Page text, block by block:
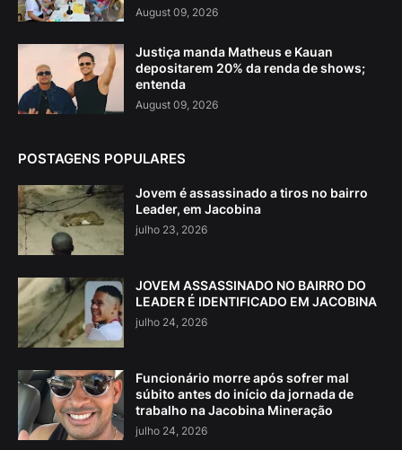
August 09, 2026
Justiça manda Matheus e Kauan
depositarem 20% da renda de shows;
entenda
August 09, 2026
POSTAGENS POPULARES
Jovem é assassinado a tiros no bairro
Leader, em Jacobina
julho 23, 2026
JOVEM ASSASSINADO NO BAIRRO DO
LEADER É IDENTIFICADO EM JACOBINA
julho 24, 2026
Funcionário morre após sofrer mal
súbito antes do início da jornada de
trabalho na Jacobina Mineração
julho 24, 2026